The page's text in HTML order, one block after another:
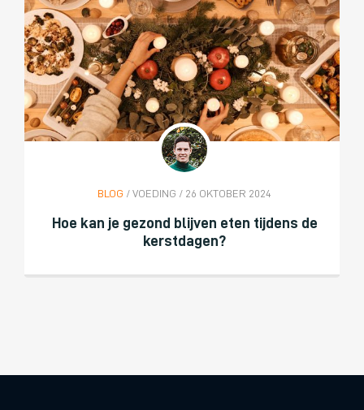
BLOG / VOEDING / 26 OKTOBER 2024
Hoe kan je gezond blijven eten tijdens de
kerstdagen?